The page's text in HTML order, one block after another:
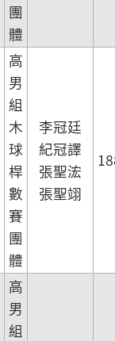
團
體
高
男
組
木
球
桿
數
賽
團
體
李冠廷
紀冠譯
張聖浤
張聖翊
高
男
組